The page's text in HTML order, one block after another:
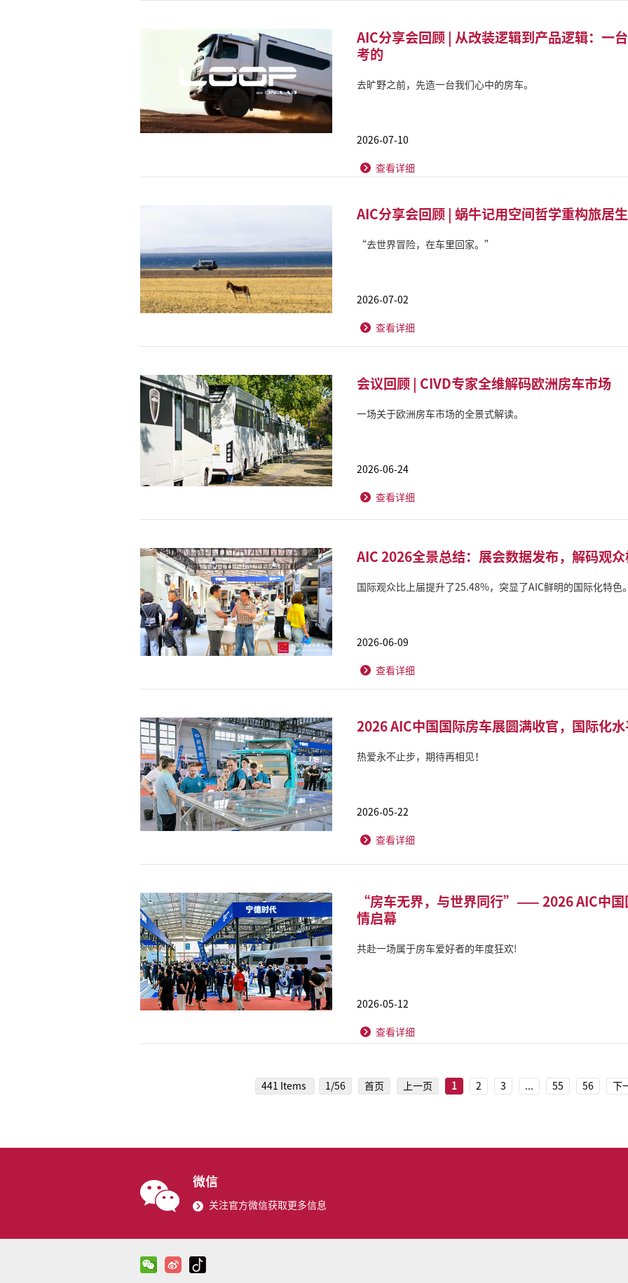
AIC分享会回顾 | 从改装逻辑到产品逻辑：一
考的
去旷野之前，先造一台我们心中的房车。
2026-07-10
查看详细
AIC分享会回顾 | 蜗牛记用空间哲学重构旅居
“去世界冒险，在车里回家。”
2026-07-02
查看详细
会议回顾 | CIVD专家全维解码欧洲房车市场
一场关于欧洲房车市场的全景式解读。
2026-06-24
查看详细
AIC 2026全景总结：展会数据发布，解码观
国际观众比上届提升了25.48%，突显了AIC鲜明的国际化特色。
2026-06-09
查看详细
2026 AIC中国国际房车展圆满收官，国际化
热爱永不止步，期待再相见！
2026-05-22
查看详细
“房车无界，与世界同行”—— 2026 AIC中国
情启幕
共赴一场属于房车爱好者的年度狂欢!
2026-05-12
查看详细
441 Items 1/56 首页 上一页 1 2 3 ... 55 56 下
微信
关注官方微信获取更多信息